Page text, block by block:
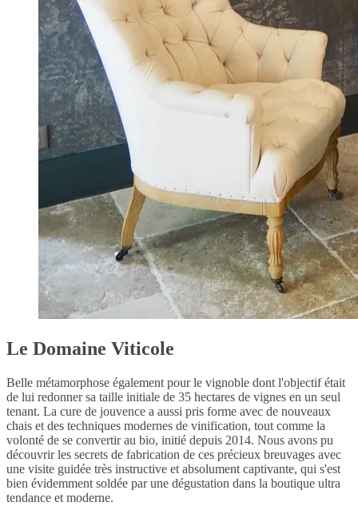
Le Domaine Viticole
Belle métamorphose également pour le vignoble dont l'objectif était
de lui redonner sa taille initiale de 35 hectares de vignes en un seul
tenant. La cure de jouvence a aussi pris forme avec de nouveaux
chais et des techniques modernes de vinification, tout comme la
volonté de se convertir au bio, initié depuis 2014. Nous avons pu
découvrir les secrets de fabrication de ces précieux breuvages avec
une visite guidée très instructive et absolument captivante, qui s'est
bien évidemment soldée par une dégustation dans la boutique ultra
tendance et moderne.